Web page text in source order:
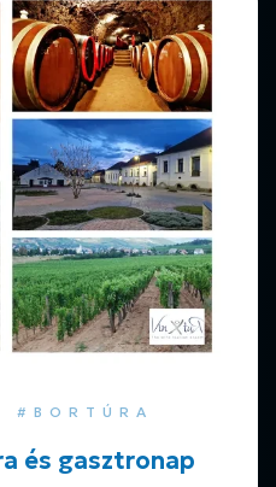
#BORTÚRA
és gasztronap